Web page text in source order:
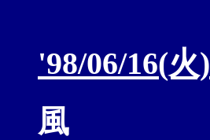
'98/06/16(火)
風